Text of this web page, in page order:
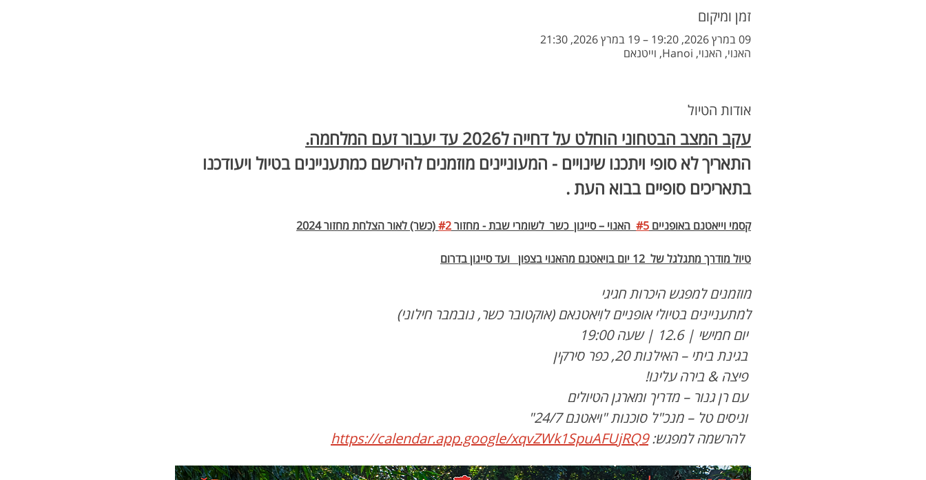
זמן ומיקום
09 במרץ 2026, 19:20 – 19 במרץ 2026, 21:30
האנוי, האנוי, Hanoi, וייטנאם
אודות הטיול
עקב המצב הבטחוני הוחלט על דחייה ל2026 עד יעבור זעם המלחמה.
התאריך לא סופי ויתכנו שינויים - המעוניינים מוזמנים להירשם כמתעניינים בטיול ויעודכנו
בתאריכים סופיים בבוא העת .
קסמי וייאטנם באופניים #5
  האנוי – סייגון  כשר  לשומרי שבת - מחזור
#2 (כשר) לאור הצלחת מחזור 2024
טיול מודרך מתגלגל של  12 יום בויאטנם מהאנוי בצפון   ועד סייגון בדרום
מוזמנים למפגש היכרות חגיגי
למתעניינים בטיולי אופניים לוִיאטנאם (אוקטובר כשר, נובמבר חילוני)
יום חמישי | 12.6 | שעה 19:00
בגינת ביתי – האילנות 20, כפר סירקין
פיצה & בירה עלינו!
עם רן גנור – מדריך ומארגן הטיולים
וניסים טל – מנכ"ל סוכנות "ויאטנם 24/7"
  להרשמה למפגש:
https://calendar.app.google/xqvZWk1SpuAFUjRQ9